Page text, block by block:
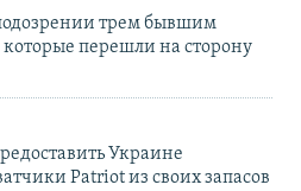
трем бывшим
перешли на сторону
Украине
Patriot из своих запасов